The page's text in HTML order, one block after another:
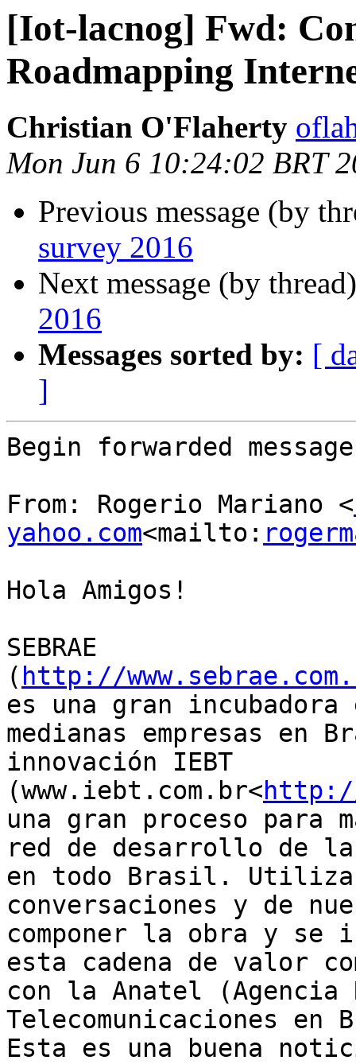
[Iot-lacnog] Fwd:
Roadmapping
Christian O'Flaherty
Mon Jun 6 10:24:02 BRT
Previous message (by
survey 2016
Next message (by
2016
Messages sorted by: [
]
Begin forwarded
From: Rogerio Mariano <
yahoo.com<mailto:
Hola Amigos!
SEBRAE
( http://
es una gran incubadora
medianas empresas
innovación IEBT
(www.iebt.com.br<
una gran proceso para
red de desarrollo de
en todo Brasil.
conversaciones y de
componer la obra y
esta cadena de valor
con la Anatel (Agencia
Telecomunicaciones
Esta es una buena